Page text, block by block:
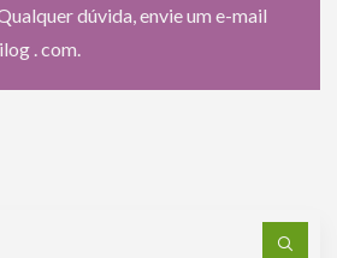
dúvida, envie um e-mail
. com.